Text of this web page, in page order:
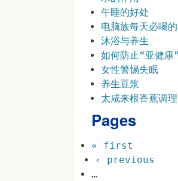
午睡的好处
电脑族每天必喝
沐浴与养生
如何防止“亚健康
女性警惕失眠
养生豆浆
太咸来根香蕉调理
Pages
« first
‹ previous
…